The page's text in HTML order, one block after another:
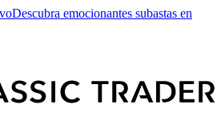
Descubra emocionantes subastas en